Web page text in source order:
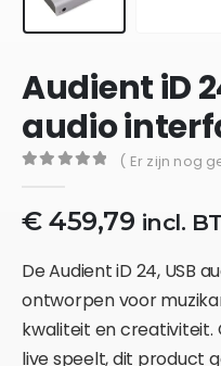
Audient iD
audio
( Er zijn nog
€459,79 incl.
De Audient iD 24, USB
ontworpen voor
kwaliteit en creativiteit.
live speelt, dit product